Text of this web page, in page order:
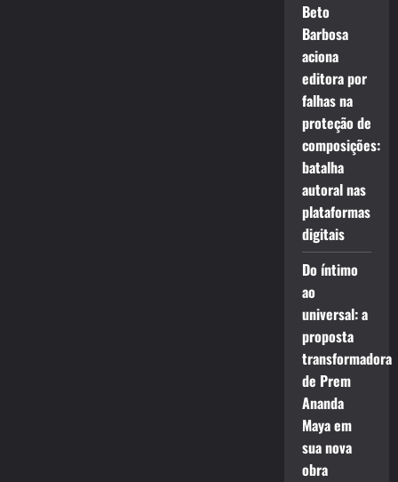
Beto
Barbosa
aciona
editora por
falhas na
proteção de
composições:
batalha
autoral nas
plataformas
digitais
Do íntimo
ao
universal: a
proposta
transformadora
de Prem
Ananda
Maya em
sua nova
obra